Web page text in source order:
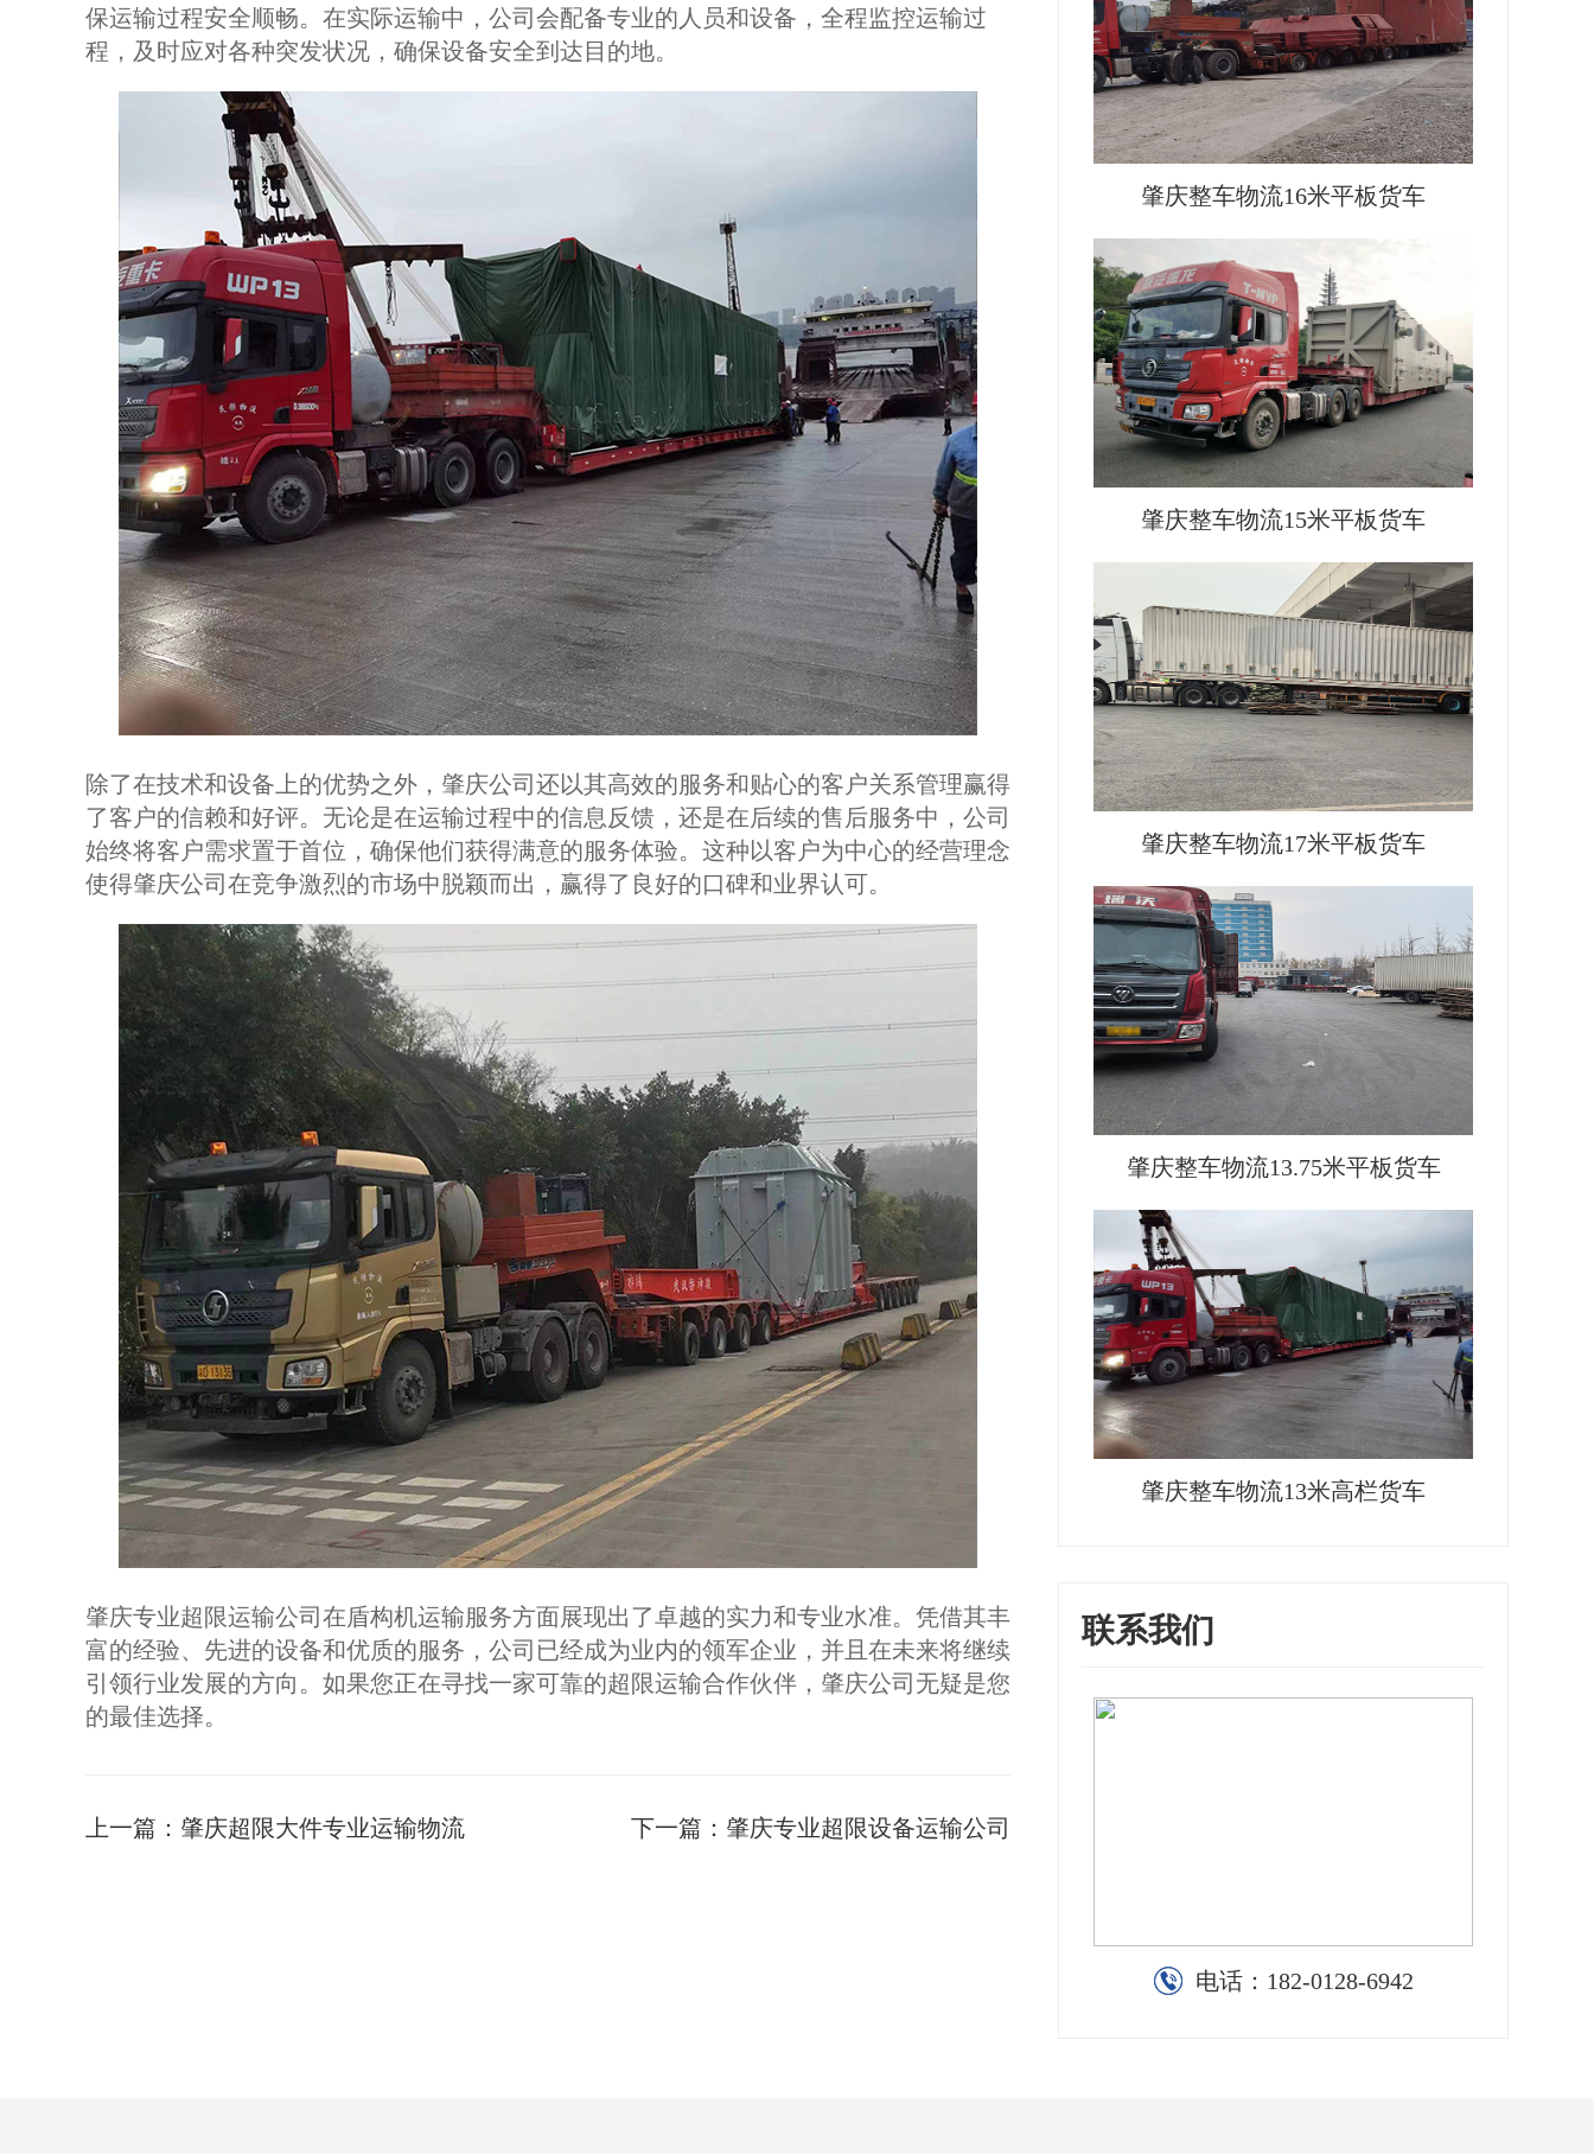
保运输过程安全顺畅。在实际运输中，公司会配备专业的人员和设备，全程监控运输过
程，及时应对各种突发状况，确保设备安全到达目的地。
除了在技术和设备上的优势之外，肇庆公司还以其高效的服务和贴心的客户关系管理赢得
了客户的信赖和好评。无论是在运输过程中的信息反馈，还是在后续的售后服务中，公司
始终将客户需求置于首位，确保他们获得满意的服务体验。这种以客户为中心的经营理念
使得肇庆公司在竞争激烈的市场中脱颖而出，赢得了良好的口碑和业界认可。
肇庆专业超限运输公司在盾构机运输服务方面展现出了卓越的实力和专业水准。凭借其丰
富的经验、先进的设备和优质的服务，公司已经成为业内的领军企业，并且在未来将继续
引领行业发展的方向。如果您正在寻找一家可靠的超限运输合作伙伴，肇庆公司无疑是您
的最佳选择。
上一篇： 肇庆超限大件专业运输物流 下一篇： 肇庆专业超限设备运输公司
肇庆整车物流16米平板货车
肇庆整车物流15米平板货车
肇庆整车物流17米平板货车
肇庆整车物流13.75米平板货车
肇庆整车物流13米高栏货车
联系我们
电话： 182-0128-6942